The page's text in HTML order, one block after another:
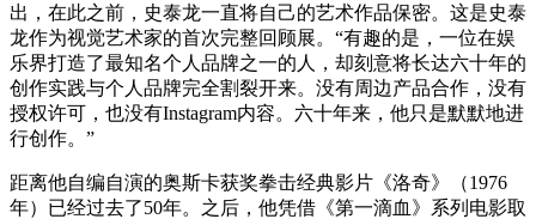
出，在此之前，史泰龙一直将自己的艺术作品保密。这是史泰
龙作为视觉艺术家的首次完整回顾展。“有趣的是，一位在娱
乐界打造了最知名个人品牌之一的人，却刻意将长达六十年的
创作实践与个人品牌完全割裂开来。没有周边产品合作，没有
授权许可，也没有Instagram内容。六十年来，他只是默默地进
行创作。”
距离他自编自演的奥斯卡获奖拳击经典影片《洛奇》（1976
年）已经过去了50年。之后，他凭借《第一滴血》系列电影取